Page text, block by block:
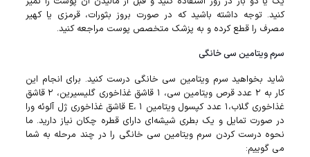
کنید. توجه داشته باشید که در صورت بروز بثورات، قرمزی یا کهیر
مصرف را قطع کرده و به پزشک متخصص پوست مراجعه کنید.
سرم ویتامین سی خانگی
شاید بخواهید سرم ویتامین سی خانگی درست کنید. برای انجام این
کار به ۲ عدد قرص ویتامین سی، ۱ قاشق غذاخوری گلیسیرین، ۲ قاشق
غذاخوری گلاب،۱ عدد کپسول ویتامین E، ۱ قاشق غذاخوری ژل آلوئه ورا
در صورت تمایل و یک بطری شیشه‌ای دارای قطره چکان نیاز دارید. ما
نحوه درست کردن سرم ویتامین سی خانگی را در چند مرحله به شما
می گوییم: